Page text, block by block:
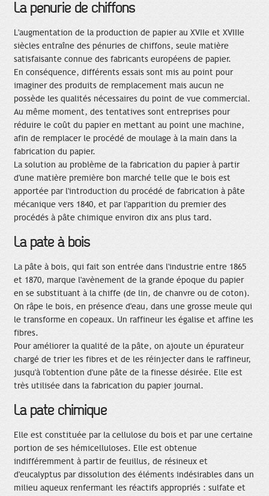
La pénurie de chiffons
L'augmentation de la production de papier au XVIIe et XVIIIe
siècles entraîne des pénuries de chiffons, seule matière
satisfaisante connue des fabricants européens de papier.
En conséquence, différents essais sont mis au point pour
imaginer des produits de remplacement mais aucun ne
possède les qualités nécessaires du point de vue commercial.
Au même moment, des tentatives sont entreprises pour
réduire le coût du papier en mettant au point une machine,
afin de remplacer le procédé de moulage à la main dans la
fabrication du papier.
La solution au problème de la fabrication du papier à partir
d'une matière première bon marché telle que le bois est
apportée par l'introduction du procédé de fabrication à pâte
mécanique vers 1840, et par l'apparition du premier des
procédés à pâte chimique environ dix ans plus tard.
La pâte à bois
La pâte à bois, qui fait son entrée dans l'industrie entre 1865
et 1870, marque l'avènement de la grande époque du papier
en se substituant à la chiffe (de lin, de chanvre ou de coton).
On râpe le bois, en présence d'eau, dans une grosse meule qui
le transforme en copeaux. Un raffineur les égalise et affine les
fibres.
Pour améliorer la qualité de la pâte, on ajoute un épurateur
chargé de trier les fibres et de les réinjecter dans le raffineur,
jusqu'à l'obtention d'une pâte de la finesse désirée. Elle est
très utilisée dans la fabrication du papier journal.
La pâte chimique
Elle est constituée par la cellulose du bois et par une certaine
portion de ses hémicelluloses. Elle est obtenue
indifféremment à partir de feuillus, de résineux et
d'eucalyptus par dissolution des éléments indésirables dans un
milieu aqueux renfermant les réactifs appropriés : sulfate et